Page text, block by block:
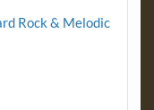
Rock & Melodic